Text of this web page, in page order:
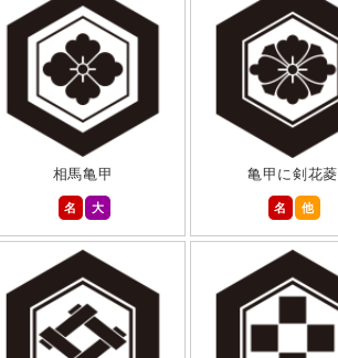
相馬亀甲
名
大
亀甲に剣花菱
名
他